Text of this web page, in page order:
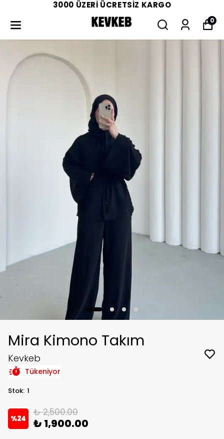
3000 ÜZERİ ÜCRETSİZ KARGO
0
Mira Kimono Takım
Kevkeb
Tükeniyor
Stok: 1
%24
₺ 2,500.00
₺ 1,900.00